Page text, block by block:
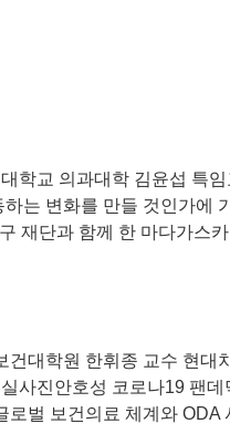
학교 의과대학 김윤섭 특
는 변화를 만들 것인가에
재단과 함께 한 마다가스
대학원 한휘종 교수 현대
사진안호성 코로나19 팬
벌 보건의료 체계와